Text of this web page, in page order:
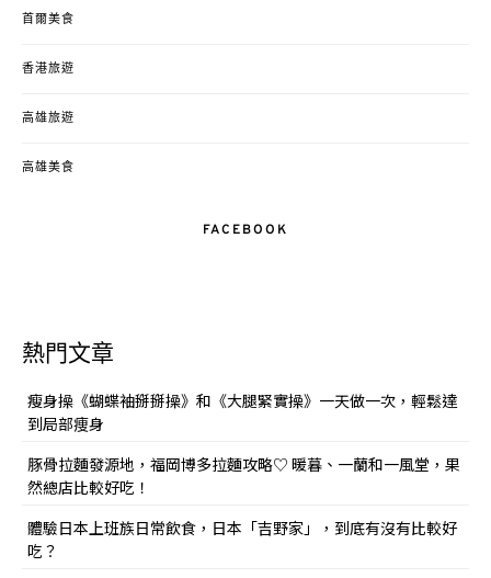
首爾美食
香港旅遊
高雄旅遊
高雄美食
FACEBOOK
熱門文章
瘦身操《蝴蝶袖掰掰操》和《大腿緊實操》一天做一次，輕鬆達
到局部痩身
豚骨拉麵發源地，福岡博多拉麵攻略♡ 暖暮、一蘭和一風堂，果
然總店比較好吃！
體驗日本上班族日常飲食，日本「吉野家」，到底有沒有比較好
吃？